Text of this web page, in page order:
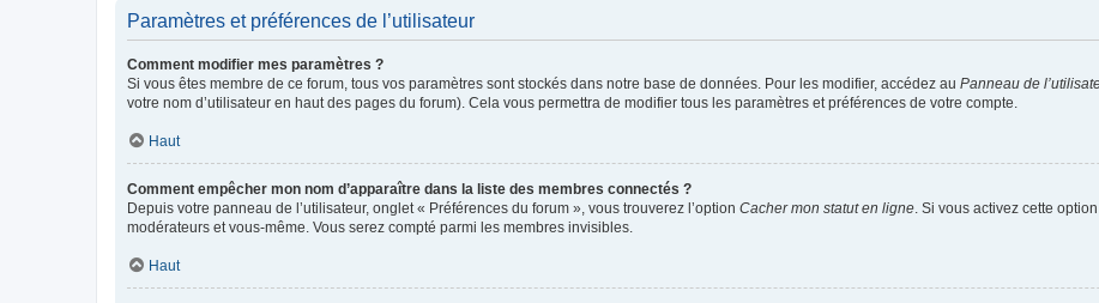
Paramètres et préférences de l’utilisateur
Comment modifier mes paramètres ?
Si vous êtes membre de ce forum, tous vos paramètres sont stockés dans notre base de données. Pour les modifier, accédez au Panneau de
votre nom d’utilisateur en haut des pages du forum). Cela vous permettra de modifier tous les paramètres et préférences de votre compte.
Haut
Comment empêcher mon nom d’apparaître dans la liste des membres connectés ?
Depuis votre panneau de l’utilisateur, onglet « Préférences du forum », vous trouverez l’option Cacher mon statut en ligne . Si vous activez cette
modérateurs et vous-même. Vous serez compté parmi les membres invisibles.
Haut